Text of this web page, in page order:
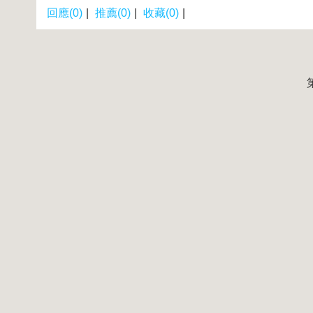
回應(0) 推薦(0) 收藏(0)